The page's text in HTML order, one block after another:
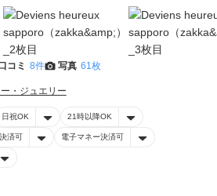
コミ 8件 写真 61枚
・ジュエリー
日祝OK 21時以降OK
済可 電子マネー決済可